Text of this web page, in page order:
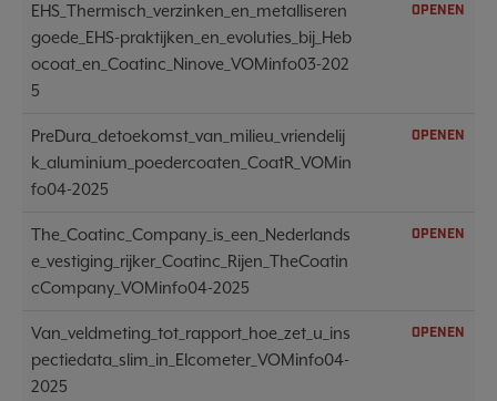
EHS_Thermisch_verzinken_en_metalliseren
goede_EHS-praktijken_en_evoluties_bij_Heb
ocoat_en_Coatinc_Ninove_VOMinfo03-202
5
OPENEN
PreDura_detoekomst_van_milieu_vriendelij
k_aluminium_poedercoaten_CoatR_VOMin
fo04-2025
OPENEN
The_Coatinc_Company_is_een_Nederlands
e_vestiging_rijker_Coatinc_Rijen_TheCoatin
cCompany_VOMinfo04-2025
OPENEN
Van_veldmeting_tot_rapport_hoe_zet_u_ins
pectiedata_slim_in_Elcometer_VOMinfo04-
2025
OPENEN